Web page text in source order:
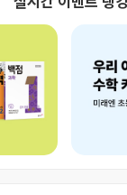
고객센터 1544-
이용약